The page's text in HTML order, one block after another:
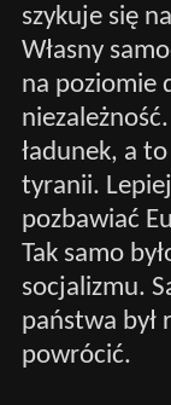
szykuje się
Własny
na poziomie
ładunek, a
tyranii.
pozbawiać
Tak samo
socjalizmu.
państwa był
powrócić.